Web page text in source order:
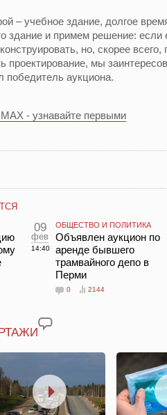
– учебное здание, долгое
здание и примем решение: если
но, скорее
мы
аукциона.
- узнавайте первыми
09
фев
14:40
ОБЩЕСТВО И ПОЛИТИКА
Объявлен аукцион по
аренде бывшего
трамвайного депо в
Перми
0 2144